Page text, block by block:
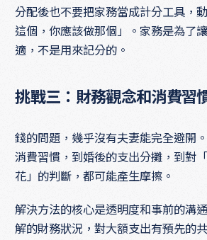
分配後也不要把家務當成計分工具，
這個，你應該做那個」。家務是為了
適，不是用來記分的。
挑戰三：財務觀念和消費習
錢的問題，幾乎沒有夫妻能完全避開
消費習慣，到婚後的支出分攤，到對
花」的判斷，都可能產生摩擦。
解決方法的核心是透明度和事前的溝
解的財務狀況，對大額支出有預先的